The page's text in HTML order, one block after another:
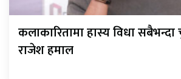
कलाकारितामा हास्य विधा सबैभन्दा
राजेश हमाल